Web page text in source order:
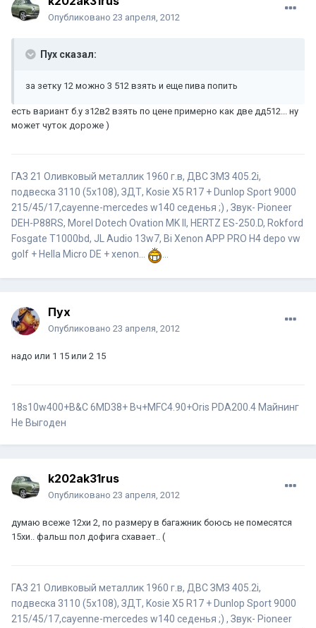
Опубликовано 23 апреля, 2012
Пух сказал:
за зетку 12 можно 3 512 взять и еще пива попить
есть вариант б.у з12в2 взять по цене примерно как две дд512... ну
может чуток дороже )
ГАЗ 21 Оливковый металлик 1960 г.в, ДВС ЗМЗ 405.2i,
подвеска 3110 (5x108), ЗДТ, Kosie X5 R17 + Dunlop Sport 9000
215/45/17,cayenne-mercedes w140 седенья ;) , Звук- Pioneer
DEH-P88RS, Morel Dotech Ovation MK II, HERTZ ES-250.D, Rokford
Fosgate T1000bd, JL Audio 13w7, Bi Xenon APP PRO H4 depo vw
golf + Hella Micro DE + xenon...
...
Пух
Опубликовано 23 апреля, 2012
надо или 1 15 или 2 15
18s10w400+B&C 6MD38+ Вч+MFC4.90+Oris PDA200.4 Майнинг
Не Выгоден
k202ak31rus
Опубликовано 23 апреля, 2012
думаю всеже 12хи 2, по размеру в багажник боюсь не помесятся
15хи.. фальш пол дофига схавает.. (
ГАЗ 21 Оливковый металлик 1960 г.в, ДВС ЗМЗ 405.2i,
подвеска 3110 (5x108), ЗДТ, Kosie X5 R17 + Dunlop Sport 9000
215/45/17,cayenne-mercedes w140 седенья ;) , Звук- Pioneer